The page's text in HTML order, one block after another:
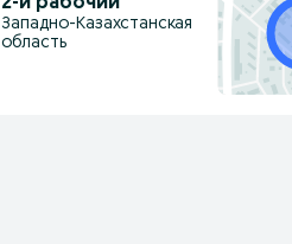
Западно-Казахстанская
область